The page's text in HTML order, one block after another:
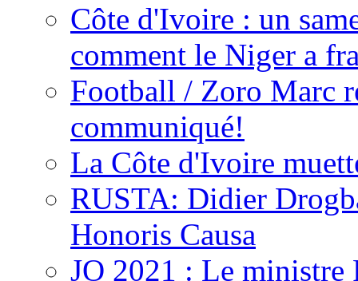
Côte d'Ivoire : un
comment le Niger a
Football / Zoro Marc
communiqué!
La Côte d'Ivoire
RUSTA: Didier
Honoris Causa
JO 2021 : Le ministre